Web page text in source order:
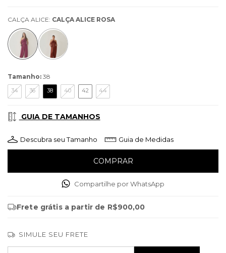
CALÇA ALICE: CALÇA ALICE ROSA
Tamanho: 38
34 36 38 40 42 44
GUIA DE TAMANHOS
Descubra seu Tamanho Guia de Medidas
Compartilhe por WhatsApp
Frete grátis a partir de R$900,00
SIMULE SEU FRETE
Entregas para o CEP:
ALTERAR CEP